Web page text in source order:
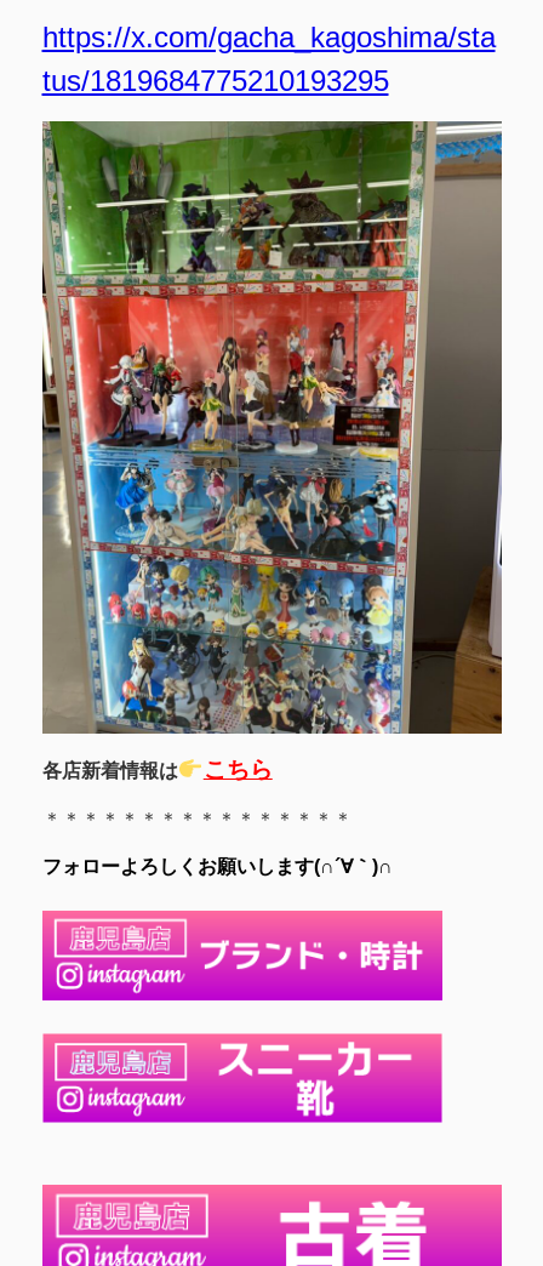
https://x.com/gacha_kagoshima/sta
tus/1819684775210193295
各店新着情報は こちら
＊＊＊＊＊＊＊＊＊＊＊＊＊＊＊＊
フォローよろしくお願いします(∩´∀｀)∩